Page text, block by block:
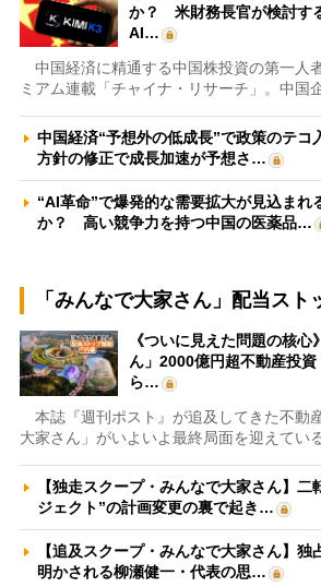
か？ 米財務長官が検討す
AI…
中国経済に精通する中国株投資の第一人
ミアム連載「チャイナ・リサーチ」。中国
中国経済“予想外の低成長”で政策のテ
方針の修正で成長加速が予想さ…
“AI革命”で爆発的な需要拡大が見込まれ
か？ 高い競争力を持つ中国の医薬品…
「みんなで大家さん」配当スト
《ついに見えた問題の核心
ん」2000億円超不動産投資
ら…
本誌『週刊ポスト』が追及してきた不動
大家さん」がいよいよ最終局面を迎えてい
【独走スクープ・みんなで大家さん】二
ジェクト”の計画変更の裏で起き…
【追及スクープ・みんなで大家さん】独
明かされる柳瀬健一・代表の思…